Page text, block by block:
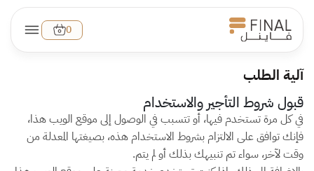
0
آلية الطلب
قبول شروط التأجير والاستخدام
في كل مرة تستخدم فيها، أو تتسبب في الوصول إلى موقع الويب هذا،
فإنك توافق على الالتزام بشروط الاستخدام هذه، بصيغتها المعدلة من
وقت لآخر، سواء تم تنبيهك بذلك أو لم يتم.